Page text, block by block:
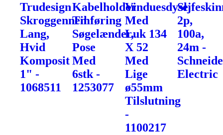
Trudesign
Skroggennemføring
Lang,
Hvid
Komposit
1" -
1068511
Kabelholder
Til
Søgelænder,
Pose
Med
6stk -
1253077
Vinduesdyse
Med
Luk 134
X 52
Med
Lige
ø55mm
Tilslutning
-
1100217
2p,
100a,
24m -
Electric